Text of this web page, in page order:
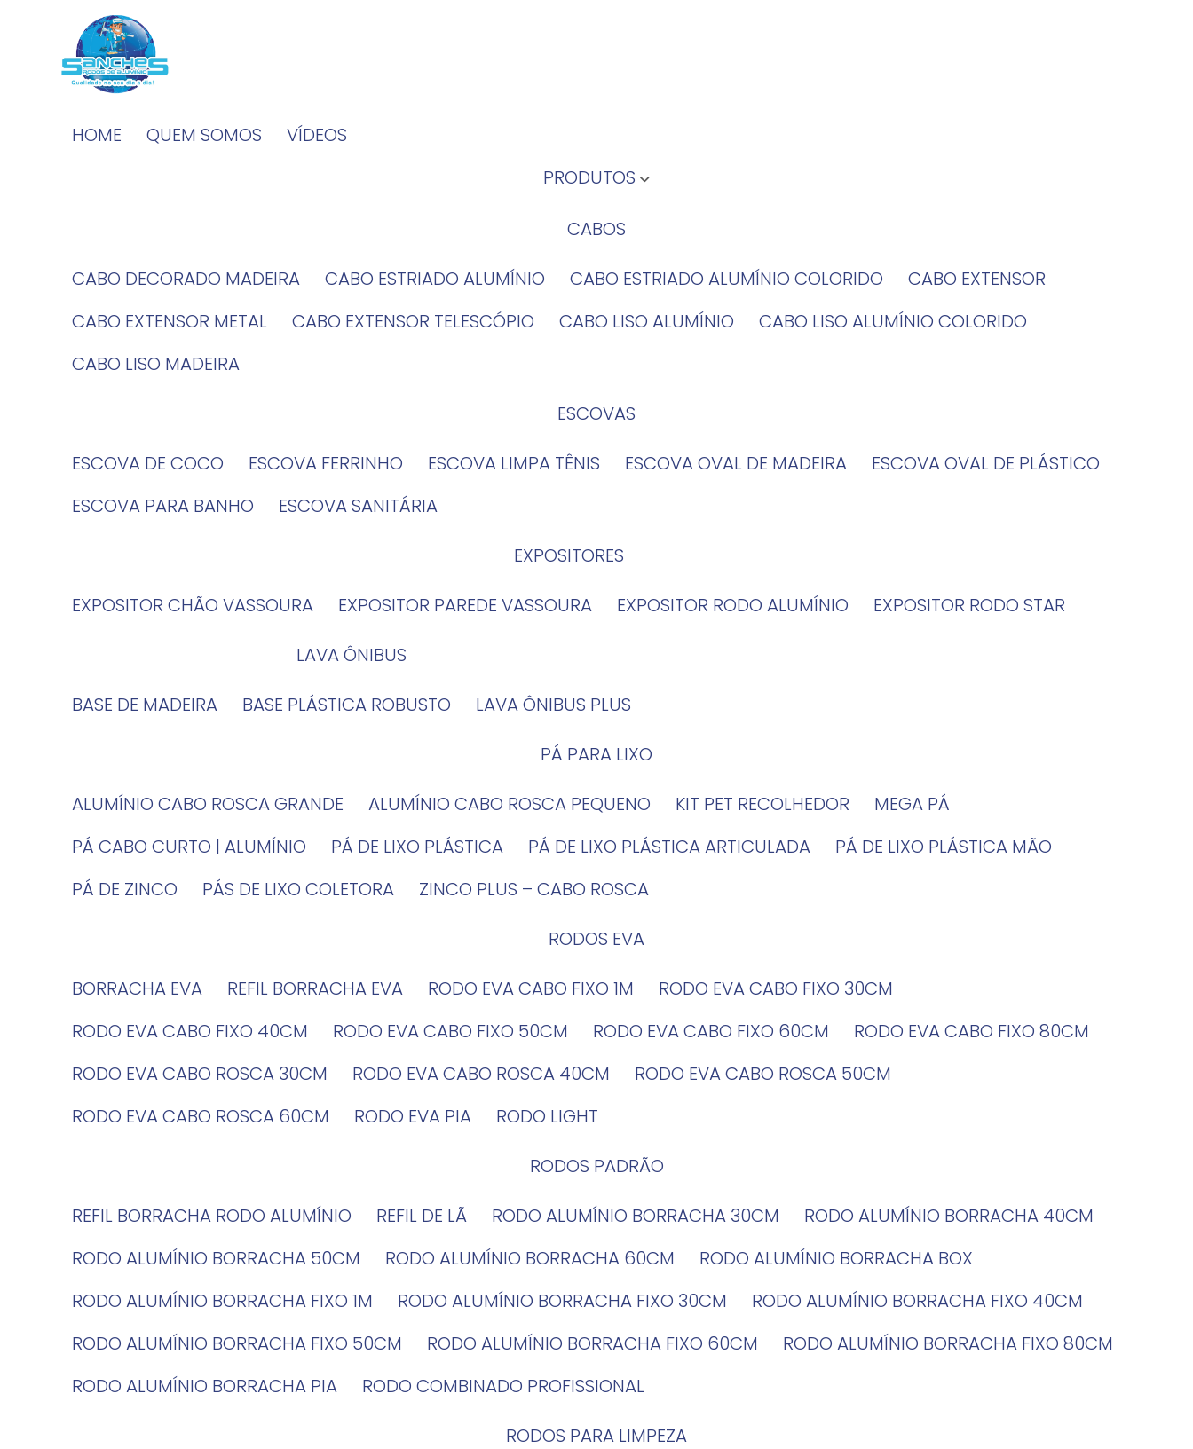
HOME QUEM SOMOS
VÍDEOS
PRODUTOS
CABOS
CABO DECORADO MADEIRA
CABO ESTRIADO ALUMÍNIO CABO ESTRIADO ALUMÍNIO COLORIDO
CABO EXTENSOR
CABO EXTENSOR METAL
CABO EXTENSOR TELESCÓPIO CABO LISO ALUMÍNIO
CABO LISO ALUMÍNIO COLORIDO
CABO LISO MADEIRA
ESCOVAS
ESCOVA DE COCO
ESCOVA FERRINHO ESCOVA LIMPA TÊNIS ESCOVA OVAL DE MADEIRA
ESCOVA OVAL DE PLÁSTICO
ESCOVA PARA BANHO
ESCOVA SANITÁRIA
EXPOSITORES
EXPOSITOR CHÃO VASSOURA
EXPOSITOR PAREDE VASSOURA EXPOSITOR RODO ALUMÍNIO
EXPOSITOR RODO STAR
LAVA ÔNIBUS
BASE DE MADEIRA
BASE PLÁSTICA ROBUSTO
LAVA ÔNIBUS PLUS
PÁ PARA LIXO
ALUMÍNIO CABO ROSCA GRANDE
ALUMÍNIO CABO ROSCA PEQUENO KIT PET RECOLHEDOR
MEGA PÁ
PÁ CABO CURTO | ALUMÍNIO
PÁ DE LIXO PLÁSTICA PÁ DE LIXO PLÁSTICA ARTICULADA
PÁ DE LIXO PLÁSTICA MÃO
PÁ DE ZINCO
PÁS DE LIXO COLETORA
ZINCO PLUS – CABO ROSCA
RODOS EVA
BORRACHA EVA
REFIL BORRACHA EVA RODO EVA CABO FIXO 1M
RODO EVA CABO FIXO 30CM
RODO EVA CABO FIXO 40CM
RODO EVA CABO FIXO 50CM RODO EVA CABO FIXO 60CM
RODO EVA CABO FIXO 80CM
RODO EVA CABO ROSCA 30CM
RODO EVA CABO ROSCA 40CM
RODO EVA CABO ROSCA 50CM
RODO EVA CABO ROSCA 60CM
RODO EVA PIA
RODO LIGHT
RODOS PADRÃO
REFIL BORRACHA RODO ALUMÍNIO
REFIL DE LÃ RODO ALUMÍNIO BORRACHA 30CM
RODO ALUMÍNIO BORRACHA 40CM
RODO ALUMÍNIO BORRACHA 50CM
RODO ALUMÍNIO BORRACHA 60CM
RODO ALUMÍNIO BORRACHA BOX
RODO ALUMÍNIO BORRACHA FIXO 1M
RODO ALUMÍNIO BORRACHA FIXO 30CM
RODO ALUMÍNIO BORRACHA FIXO 40CM
RODO ALUMÍNIO BORRACHA FIXO 50CM
RODO ALUMÍNIO BORRACHA FIXO 60CM
RODO ALUMÍNIO BORRACHA FIXO 80CM
RODO ALUMÍNIO BORRACHA PIA
RODO COMBINADO PROFISSIONAL
RODOS PARA LIMPEZA